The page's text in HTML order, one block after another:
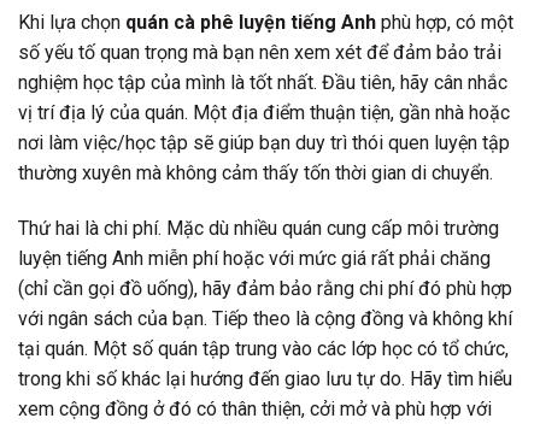
Khi lựa chọn quán cà phê luyện tiếng Anh phù hợp, có một
số yếu tố quan trọng mà bạn nên xem xét để đảm bảo trải
nghiệm học tập của mình là tốt nhất. Đầu tiên, hãy cân nhắc
vị trí địa lý của quán. Một địa điểm thuận tiện, gần nhà hoặc
nơi làm việc/học tập sẽ giúp bạn duy trì thói quen luyện tập
thường xuyên mà không cảm thấy tốn thời gian di chuyển.
Thứ hai là chi phí. Mặc dù nhiều quán cung cấp môi trường
luyện tiếng Anh miễn phí hoặc với mức giá rất phải chăng
(chỉ cần gọi đồ uống), hãy đảm bảo rằng chi phí đó phù hợp
với ngân sách của bạn. Tiếp theo là cộng đồng và không khí
tại quán. Một số quán tập trung vào các lớp học có tổ chức,
trong khi số khác lại hướng đến giao lưu tự do. Hãy tìm hiểu
xem cộng đồng ở đó có thân thiện, cởi mở và phù hợp với